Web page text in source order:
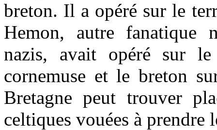
breton. Il a opéré sur le
Hemon, autre fanatique
nazis, avait opéré sur
cornemuse et le breton
Bretagne peut trouver
celtiques vouées à prendre